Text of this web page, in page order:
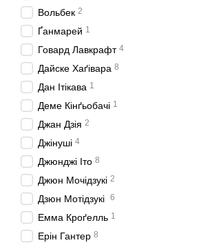
Вольбек 2
Ґанмарей 1
Говард Лавкрафт 4
Дайске Хаґівара 8
Дан Ітікава 1
Деме Кінґьобачі 1
Джан Дзія 2
Джінуші 4
Джюнджі Іто 8
Джюн Мочідзукі 2
Дзюн Мотідзукі 6
Емма Кроґелль 1
Ерін Гантер 8